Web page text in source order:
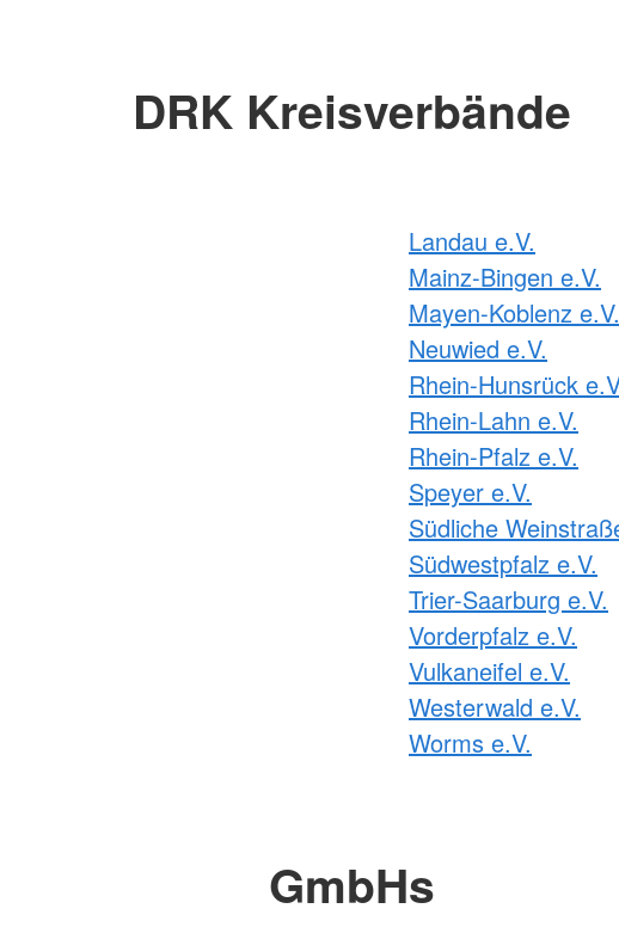
DRK Kreisverbände
Landau e.V.
Mainz-Bingen e.V.
Mayen-Koblenz e.V.
Neuwied e.V.
Rhein-Hunsrück
Rhein-Lahn e.V.
Rhein-Pfalz e.V.
Speyer e.V.
Südliche
Südwestpfalz e.V.
Trier-Saarburg e.V.
Vorderpfalz e.V.
Vulkaneifel e.V.
Westerwald e.V.
Worms e.V.
GmbHs